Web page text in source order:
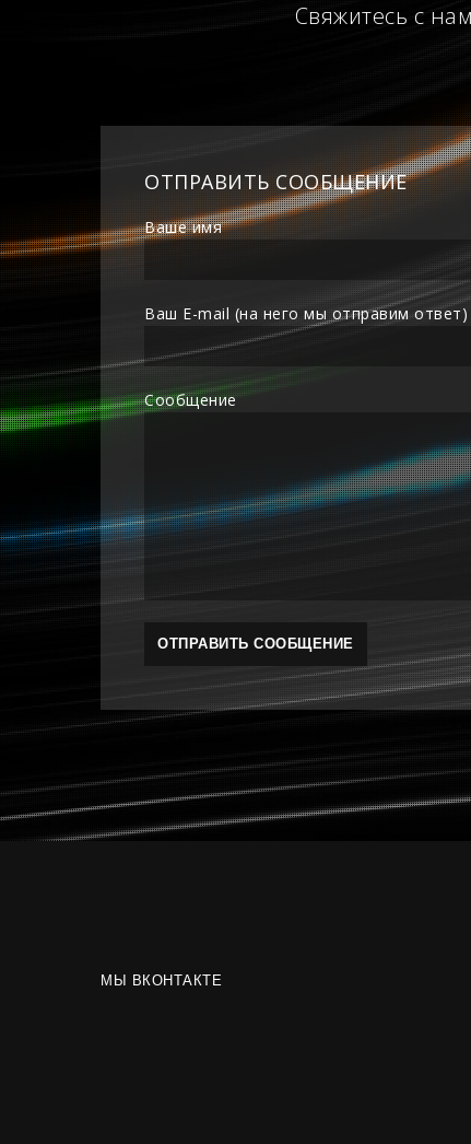
Свяжитесь с
ОТПРАВИТЬ СООБЩЕНИЕ
Ваше имя
Ваш E-mail (на него мы отправим ответ)
Сообщение
МЫ ВКОНТАКТЕ